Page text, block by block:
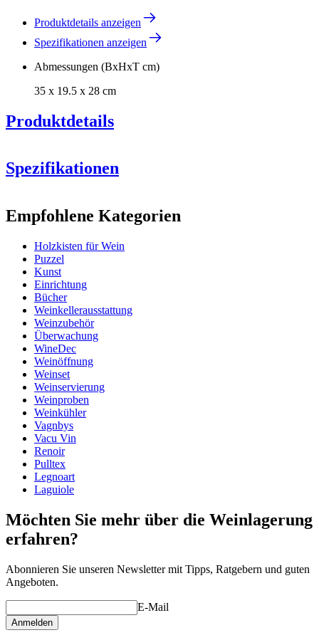
Produktdetails anzeigen
Spezifikationen anzeigen
Abmessungen (BxHxT cm)
35 x 19.5 x 28 cm
Produktdetails
Spezifikationen
ProduktnummerCAJ006B-model b - chateau
Abmessungen (BxHxT cm)
Gewicht (kg)
Höhe (cm)19.5
Breite (cm)
Tiefe (cm)28
Empfohlene Kategorien
Holzkisten für Wein
Puzzel
Kunst
Einrichtung
Bücher
Weinkellerausstattung
Weinzubehör
Überwachung
WineDec
Weinöffnung
Weinset
Weinservierung
Weinproben
Weinkühler
Vagnbys
Vacu Vin
Renoir
Pulltex
Legnoart
Laguiole
Möchten Sie mehr über die Weinlagerung
erfahren?
Abonnieren Sie unseren Newsletter mit Tipps, Ratgebern und guten
Angeboten.
E-Mail
Anmelden